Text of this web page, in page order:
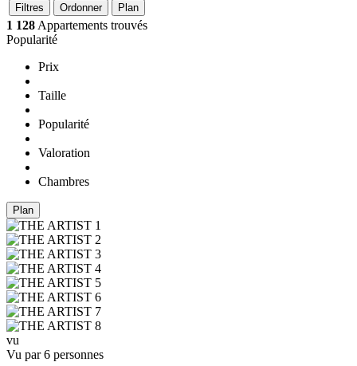
Filtres Ordonner Plan
1 128 Appartements trouvés
Popularité
Prix
Taille
Popularité
Valoration
Chambres
Plan
vu
Vu par 6 personnes